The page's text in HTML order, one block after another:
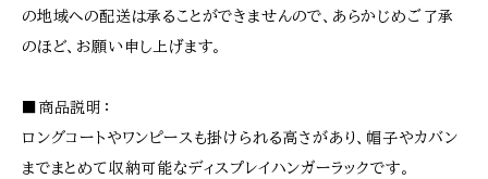
の地域への配送は承ることができませんので、あらかじめご了承
のほど、お願い申し上げます。
■商品説明：
ロングコートやワンピースも掛けられる高さがあり、帽子やカバン
までまとめて収納可能なディスプレイハンガーラックです。